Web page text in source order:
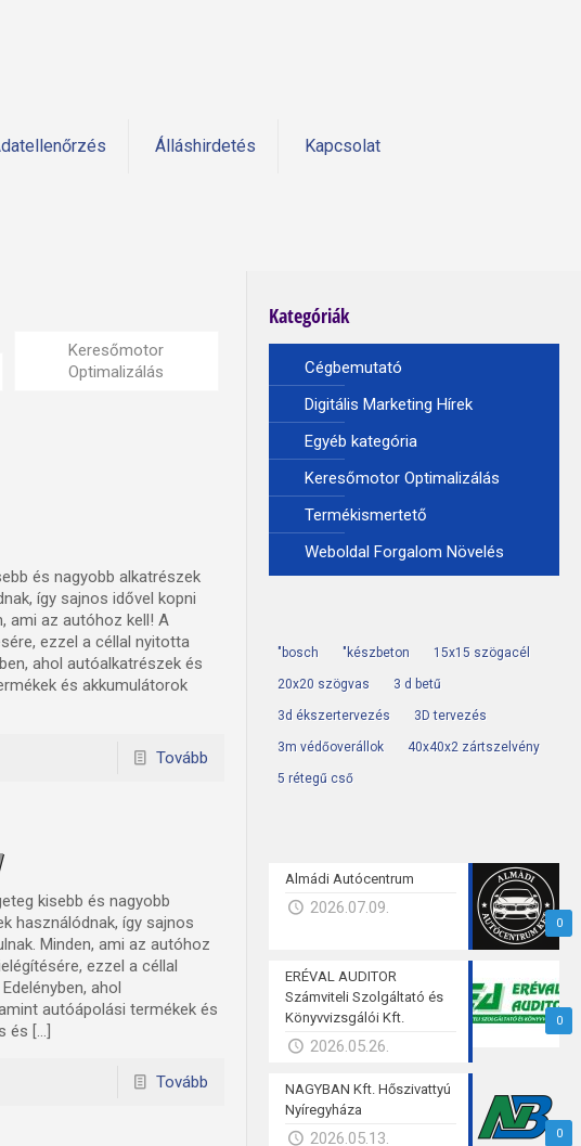
Álláshirdetés Kapcsolat
Keresőmotor
Optimalizálás
és nagyobb alkatrészek
így sajnos idővel kopni
ami az autóhoz kell! A
ezzel a céllal nyitotta
ahol autóalkatrészek és
és akkumulátorok
Tovább
kisebb és nagyobb
használódnak, így sajnos
Minden, ami az autóhoz
ezzel a céllal
ahol
autóápolási termékek és
és […]
Tovább
Kategóriák
Cégbemutató
Digitális Marketing Hírek
Egyéb kategória
Keresőmotor Optimalizálás
Termékismertető
Weboldal Forgalom Növelés
"bosch "készbeton 15x15 szögacél
20x20 szögvas 3 d betű
3d ékszertervezés 3D tervezés
3m védőoverállok 40x40x2 zártszelvény
5 rétegű cső
0
Almádi Autócentrum
2026.07.09.
0
ERÉVAL AUDITOR
Számviteli Szolgáltató és
Könyvvizsgálói Kft.
2026.05.26.
0
NAGYBAN Kft. Hőszivattyú
Nyíregyháza
2026.05.13.